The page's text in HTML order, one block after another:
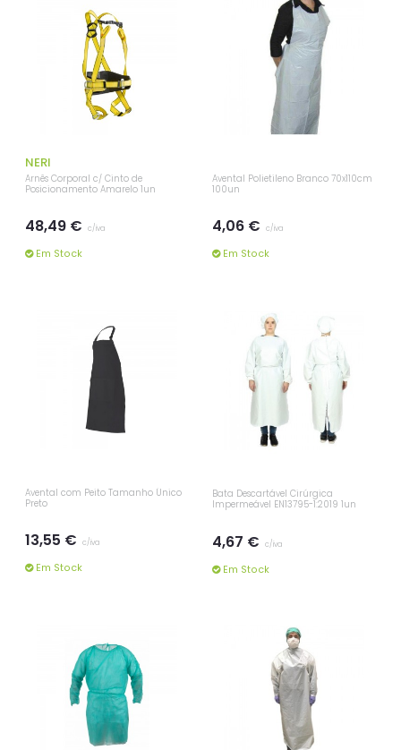
NERI
Arnês Corporal c/ Cinto de
Posicionamento Amarelo 1un
48,49 € c/iva
Em Stock
Avental Polietileno Branco 70x110cm
100un
4,06 € c/iva
Em Stock
Avental com Peito Tamanho Único
Preto
13,55 € c/iva
Em Stock
Bata Descartável Cirúrgica
Impermeável EN13795-1:2019 1un
4,67 € c/iva
Em Stock